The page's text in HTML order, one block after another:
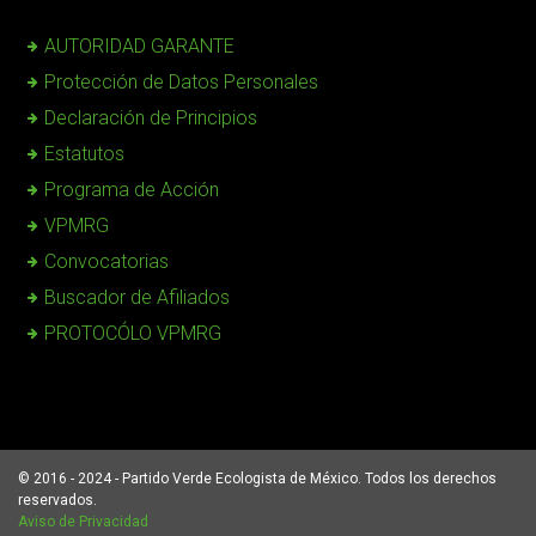
AUTORIDAD GARANTE
Protección de Datos Personales
Declaración de Principios
Estatutos
Programa de Acción
VPMRG
Convocatorias
Buscador de Afiliados
PROTOCÓLO VPMRG
© 2016 - 2024 - Partido Verde Ecologista de México. Todos los derechos
reservados.
Aviso de Privacidad